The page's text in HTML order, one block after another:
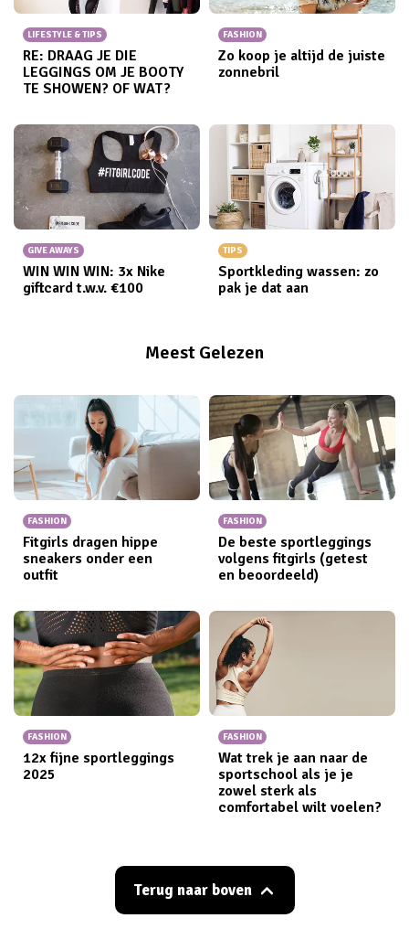
LIFESTYLE & TIPS
RE: DRAAG JE DIE
LEGGINGS OM JE BOOTY
TE SHOWEN? OF WAT?
FASHION
Zo koop je altijd de juiste
zonnebril
GIVE AWAYS
WIN WIN WIN: 3x Nike
giftcard t.w.v. €100
TIPS
Sportkleding wassen: zo
pak je dat aan
Meest Gelezen
FASHION
Fitgirls dragen hippe
sneakers onder een
outfit
FASHION
De beste sportleggings
volgens fitgirls (getest
en beoordeeld)
FASHION
12x fijne sportleggings​
2025
FASHION
Wat trek je aan naar de
sportschool als je je
zowel sterk als
comfortabel wilt voelen?
Terug naar boven